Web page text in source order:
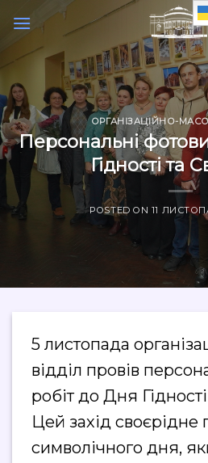
content
ОРГАНІЗАЦІЙНО-
Персональні
Гідності та
POSTED ON 11
5 листопада
відділ провів
робіт до Дня
Цей захід своєрідне
символічного дня,